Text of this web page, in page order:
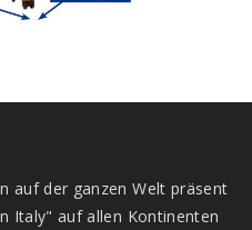
auf der ganzen Welt präsent
Italy" auf allen Kontinenten